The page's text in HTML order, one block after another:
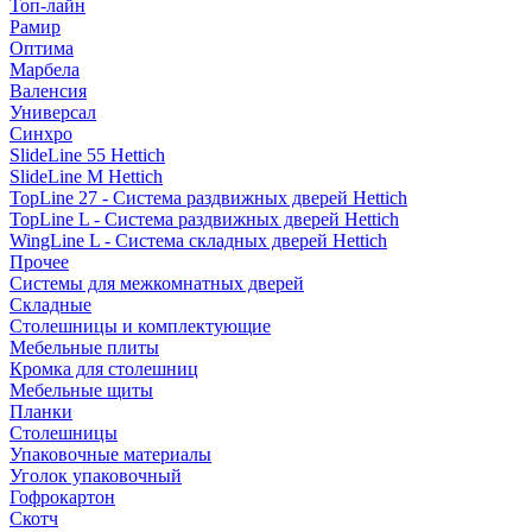
Топ-лайн
Рамир
Оптима
Марбела
Валенсия
Универсал
Синхро
SlideLine 55 Hettich
SlideLine M Hettich
TopLine 27 - Система раздвижных дверей Hettich
TopLine L - Система раздвижных дверей Hettich
WingLine L - Система складных дверей Hettich
Прочее
Системы для межкомнатных дверей
Складные
Столешницы и комплектующие
Мебельные плиты
Кромка для столешниц
Мебельные щиты
Планки
Столешницы
Упаковочные материалы
Уголок упаковочный
Гофрокартон
Скотч